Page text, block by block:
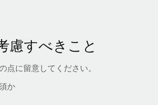
慮すべきこと
点に留意してください。
か